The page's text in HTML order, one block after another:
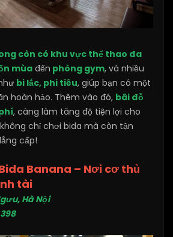
còn có khu vực thể thao đa
mùa đến phòng gym, và nhiều
bi lắc, phi tiêu, giúp bạn có một
hoàn hảo. Thêm vào đó, bãi đỗ
, càng làm tăng độ tiện lợi cho
chỉ chơi bida mà còn tận
cấp!
Banana – Nơi cơ thủ
tài
Hà Nội